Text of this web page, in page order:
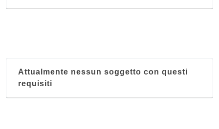
Attualmente nessun soggetto con questi
requisiti